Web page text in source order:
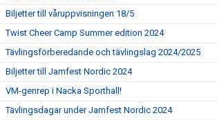
Biljetter till våruppvisningen 18/5
Twist Cheer Camp Summer edition 2024
Tävlingsförberedande och tävlingslag 2024/2025
Biljetter till Jamfest Nordic 2024
VM-genrep i Nacka Sporthall!
Tävlingsdagar under Jamfest Nordic 2024